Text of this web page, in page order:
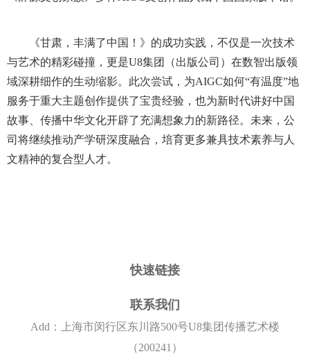
《甘肃，丰满了中国！》的成功实践，不仅是一次技术
与艺术的精彩碰撞，更是U8集团（出版公司）在数智出版领
域深耕细作的生动缩影。此次尝试，为AIGC如何“有温度”地
服务于重大主题创作提供了宝贵经验，也为新时代讲好中国
故事、传播中华文化开辟了充满想象力的新路径。未来，公
司将继续推动产学研深度融合，培育更多兼具技术素养与人
文精神的复合型人才。
快速链接
联系我们
Add：上海市闵行区东川路500号U8集团传播艺术楼
（200241）